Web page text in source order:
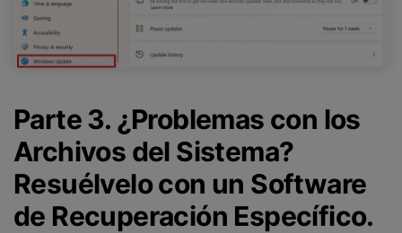
Parte 3. ¿Problemas con los
Archivos del Sistema?
Resuélvelo con un Software
de Recuperación Específico.